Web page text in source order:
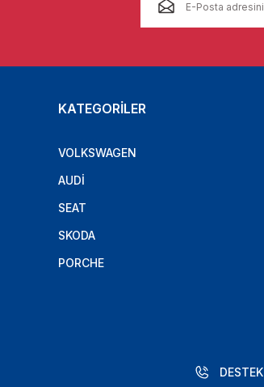
KATEGORİLER
VOLKSWAGEN
AUDİ
SEAT
SKODA
PORCHE